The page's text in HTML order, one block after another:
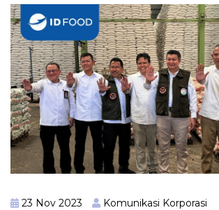
23 Nov 2023
Komunikasi Korporasi